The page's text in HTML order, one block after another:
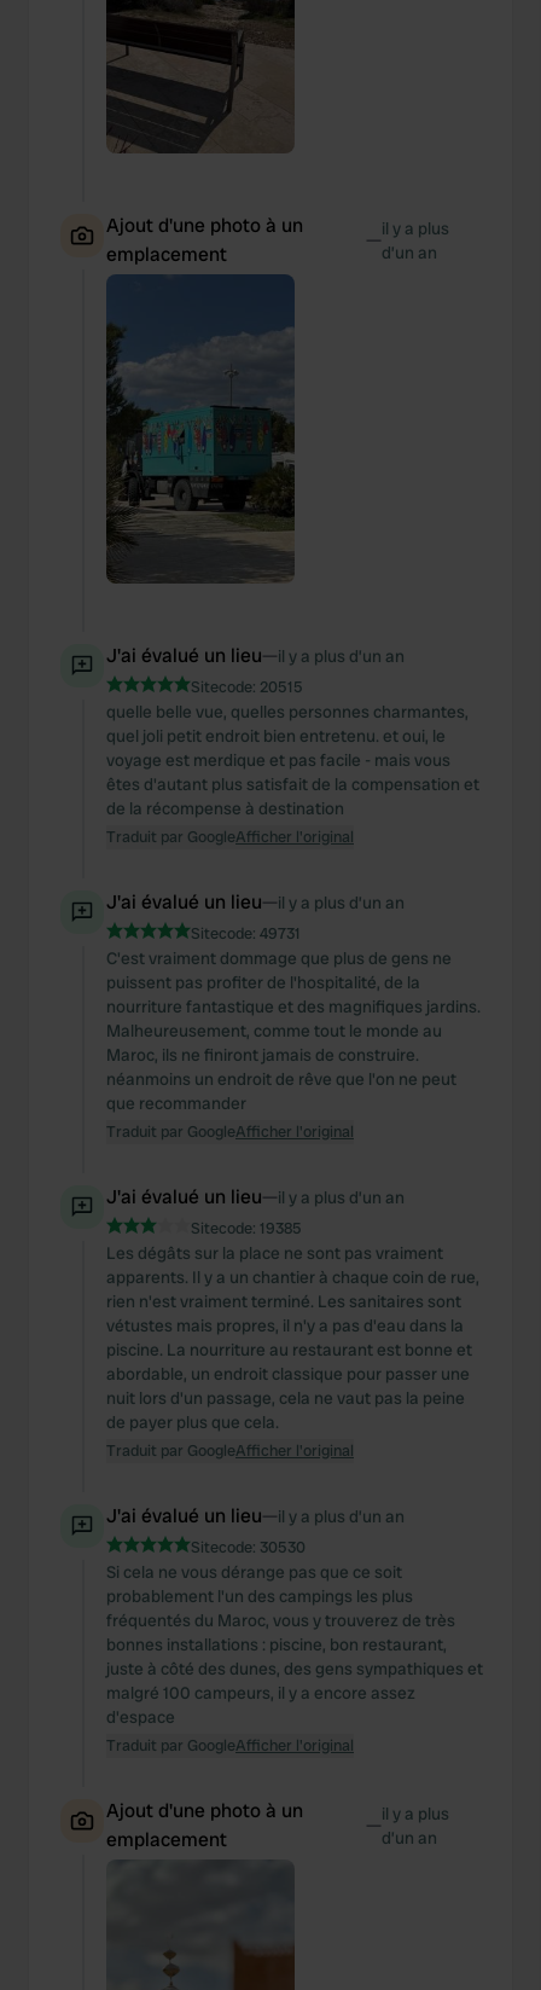
Ajout d'une photo à un
emplacement
—il y a plus
d’un an
J'ai évalué un lieu—il y a plus d’un an
Sitecode: 20515
quelle belle vue, quelles personnes charmantes,
quel joli petit endroit bien entretenu. et oui, le
voyage est merdique et pas facile - mais vous
êtes d'autant plus satisfait de la compensation et
de la récompense à destination
Traduit par GoogleAfficher l'original
J'ai évalué un lieu—il y a plus d’un an
Sitecode: 49731
C'est vraiment dommage que plus de gens ne
puissent pas profiter de l'hospitalité, de la
nourriture fantastique et des magnifiques jardins.
Malheureusement, comme tout le monde au
Maroc, ils ne finiront jamais de construire.
néanmoins un endroit de rêve que l'on ne peut
que recommander
Traduit par GoogleAfficher l'original
J'ai évalué un lieu—il y a plus d’un an
Sitecode: 19385
Les dégâts sur la place ne sont pas vraiment
apparents. Il y a un chantier à chaque coin de rue,
rien n'est vraiment terminé. Les sanitaires sont
vétustes mais propres, il n'y a pas d'eau dans la
piscine. La nourriture au restaurant est bonne et
abordable, un endroit classique pour passer une
nuit lors d'un passage, cela ne vaut pas la peine
de payer plus que cela.
Traduit par GoogleAfficher l'original
J'ai évalué un lieu—il y a plus d’un an
Sitecode: 30530
Si cela ne vous dérange pas que ce soit
probablement l'un des campings les plus
fréquentés du Maroc, vous y trouverez de très
bonnes installations : piscine, bon restaurant,
juste à côté des dunes, des gens sympathiques et
malgré 100 campeurs, il y a encore assez
d'espace
Traduit par GoogleAfficher l'original
Ajout d'une photo à un
emplacement
—il y a plus
d’un an